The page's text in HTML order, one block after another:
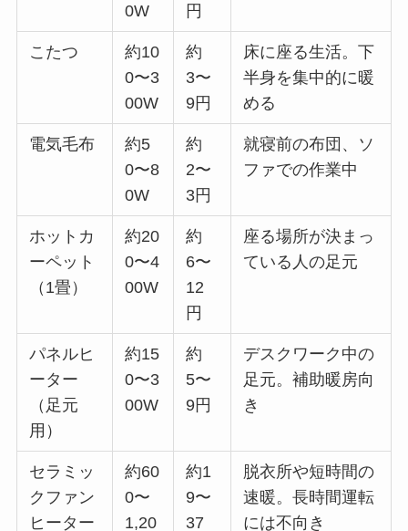
0W
円
こたつ
約10
0〜3
00W
約
3〜
9円
床に座る生活。下
半身を集中的に暖
める
電気毛布
約5
0〜8
0W
約
2〜
3円
就寝前の布団、ソ
ファでの作業中
ホットカ
ーペット
（1畳）
約20
0〜4
00W
約
6〜
12
円
座る場所が決まっ
ている人の足元
パネルヒ
ーター
（足元
用）
約15
0〜3
00W
約
5〜
9円
デスクワーク中の
足元。補助暖房向
き
セラミッ
クファン
ヒーター
約60
0〜
1,20
約1
9〜
37
脱衣所や短時間の
速暖。長時間運転
には不向き